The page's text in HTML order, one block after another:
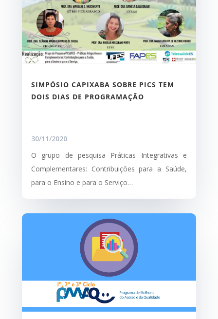
SIMPÓSIO CAPIXABA SOBRE PICS TEM
DOIS DIAS DE PROGRAMAÇÃO
30/11/2020
O grupo de pesquisa Práticas Integrativas e
Complementares: Contribuições para a Saúde,
para o Ensino e para o Serviço…